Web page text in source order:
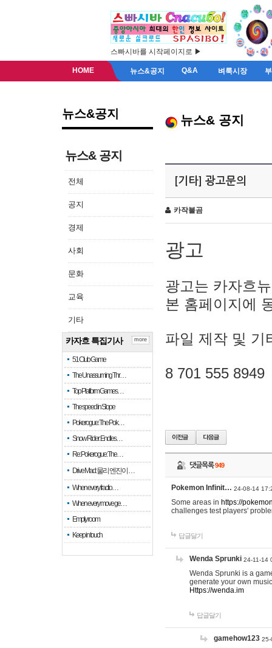
스빠시바를 시작페이지로 ▶
HOME 뉴스&공지 Q&A 벼룩시장
뉴스&공지
뉴스& 공지
전체
공지
경제
사회
문화
교육
기타
카자흐 특집기사
51 Club Game
The Unassuming Thr…
Top Platform Games…
The speed in Slope
Pokerogue: The Pok…
Snow Rider: Endles…
Re: Pokerogue: The…
Drive Mad: 물리 엔진이 …
When every fractio…
When every move ge…
Empty room
Keep in touch
more
뉴스& 공지
[기타] 광고문의
카작불곰
광고
광고는 카자흐
본 홈페이지에
파일 제작 및 기
8 701 555 8949
댓글목록949
Pokemon Infinit… 24-08-14
Some areas in https://
challenges test players'
답글달기
Wenda Sprunki 24-11-14
Wenda Sprunki is a
generate your own
Https://wenda.im
답글달기
gamehow123 25-